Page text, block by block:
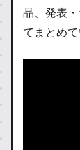
品、発表
てまとめて